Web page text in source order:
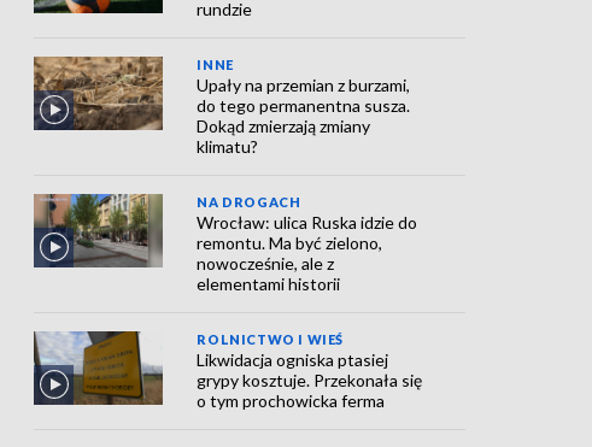
rundzie
INNE
Upały na przemian z burzami,
do tego permanentna susza.
Dokąd zmierzają zmiany
klimatu?
NA DROGACH
Wrocław: ulica Ruska idzie do
remontu. Ma być zielono,
nowocześnie, ale z
elementami historii
ROLNICTWO I WIEŚ
Likwidacja ogniska ptasiej
grypy kosztuje. Przekonała się
o tym prochowicka ferma